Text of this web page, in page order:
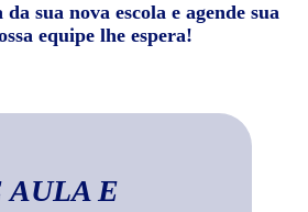
sua nova escola e agende sua
equipe lhe espera!
AULA E